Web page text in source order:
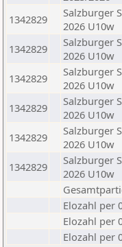
1342829
Salzburger
2026 U10w
1342829
Salzburger
2026 U10w
1342829
Salzburger
2026 U10w
1342829
Salzburger
2026 U10w
1342829
Salzburger
2026 U10w
1342829
Salzburger
2026 U10w
Elozahl per
Elozahl per
Elozahl per